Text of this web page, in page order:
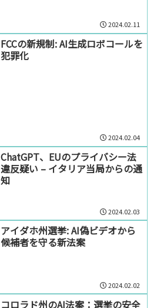
2024.02.11
FCCの新規制: AI生成ロボコールを
犯罪化
2024.02.04
ChatGPT、EUのプライバシー法
違反疑い – イタリア当局からの通
知
2024.02.03
アイダホ州選挙: AI偽ビデオから
候補者を守る新法案
2024.02.02
コロラド州のAI法案：選挙の安全